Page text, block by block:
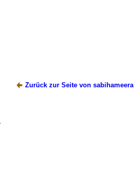
Zurück zur Seite von sabihameera